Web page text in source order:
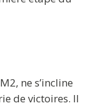
ne s’incline
de victoires. Il